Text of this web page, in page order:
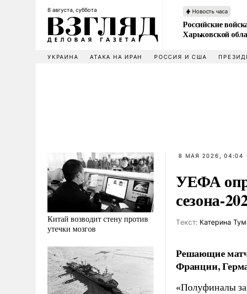
8 августа, суббота Новость часа
Российские
Харьковской
УКРАИНА АТАКА НА ИРАН РОССИЯ И США
Китай возводит стену против
утечки мозгов
8 МАЯ 2026, 04:04
УЕФА
сезона-
Tекст: Катерина
Решающие
Франции,
«Полуфиналы